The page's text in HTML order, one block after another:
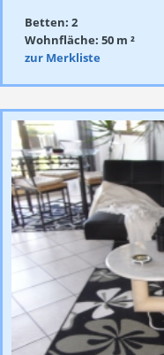
Betten: 2
Wohnfläche: 50 m ²
zur Merkliste